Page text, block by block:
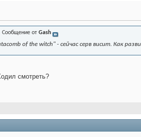
Сообщение от Gash
of the witch" - сейчас серв висит. Как
смотреть?